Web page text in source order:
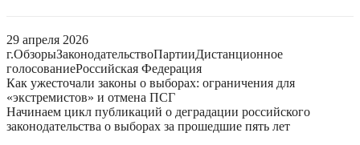
29 апреля 2026
г.ОбзорыЗаконодательствоПартииДистанционное
голосованиеРоссийская Федерация
Как ужесточали законы о выборах: ограничения для
«экстремистов» и отмена ПСГ
Начинаем цикл публикаций о деградации российского
законодательства о выборах за прошедшие пять лет